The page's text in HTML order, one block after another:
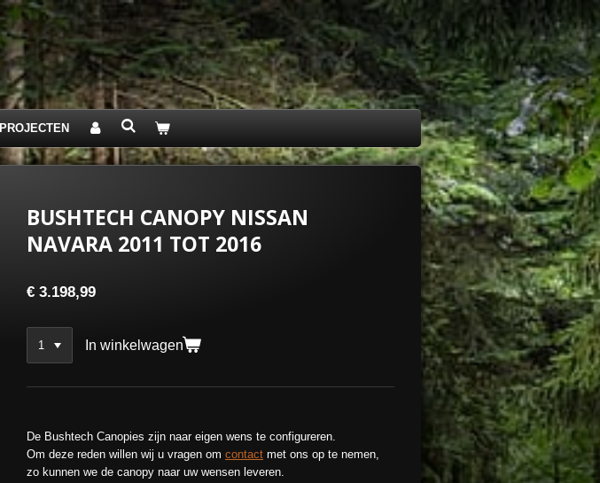
PROJECTEN
BUSHTECH CANOPY NISSAN
NAVARA 2011 TOT 2016
€ 3.198,99
In winkelwagen
De Bushtech Canopies zijn naar eigen wens te configureren.
Om deze reden willen wij u vragen om contact met ons op te nemen,
zo kunnen we de canopy naar uw wensen leveren.